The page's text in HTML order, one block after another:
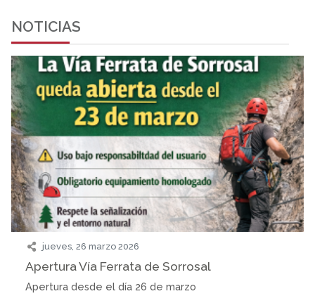
NOTICIAS
jueves, 26 marzo 2026
Apertura Vía Ferrata de Sorrosal
Apertura desde el día 26 de marzo